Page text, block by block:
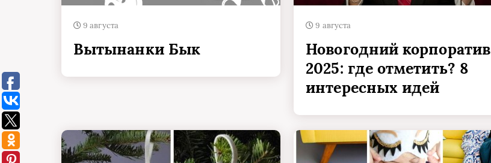
9 августа
Вытынанки Бык
9 августа
Новогодний корпоратив
2025: где отметить? 8
интересных идей